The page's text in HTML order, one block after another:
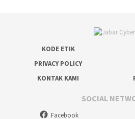
KODE ETIK
PRIVACY POLICY
KONTAK KAMI
SOCIAL
Facebook